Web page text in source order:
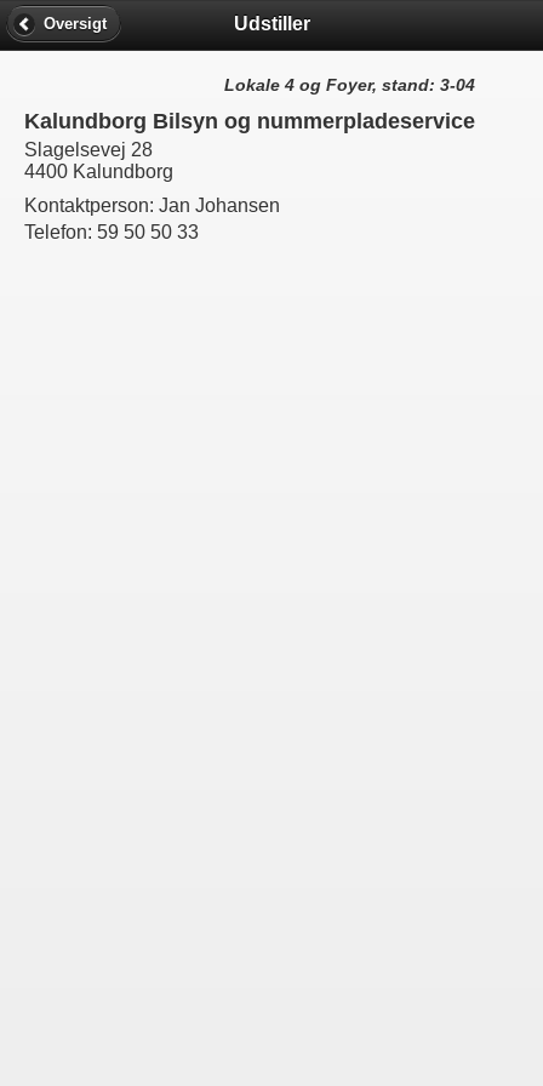
Oversigt Udstiller
Lokale 4 og Foyer, stand: 3-04
Kalundborg Bilsyn og nummerpladeservice
Slagelsevej 28
4400 Kalundborg
Kontaktperson: Jan Johansen
Telefon: 59 50 50 33